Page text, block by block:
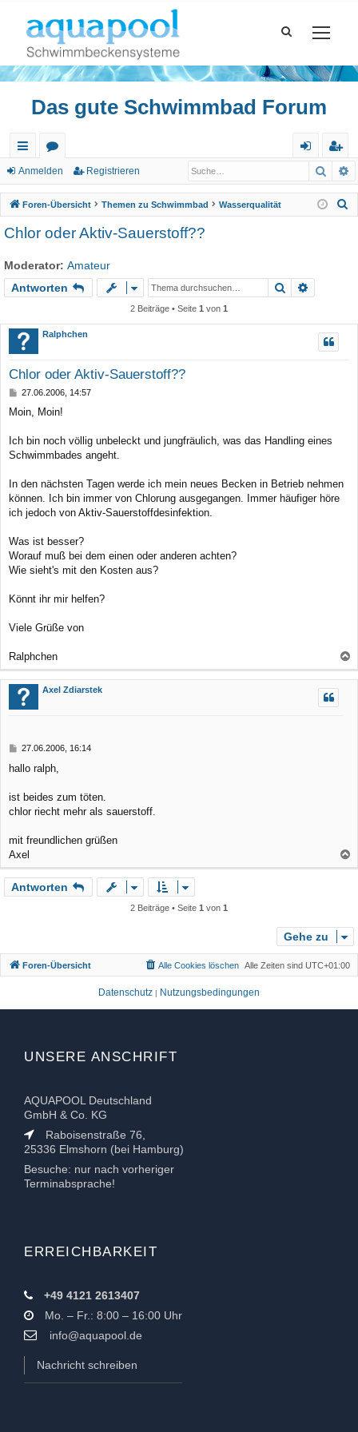
Das gute Schwimmbad Forum
ch
ne
llz
riff
or
en m
el
eg
ist
rie
Anmelden Registrieren
Foren-Übersicht Themen zu Schwimmbad Wasserqualität
Chlor oder Aktiv-Sauerstoff??
Moderator: Amateur
Antworten
Suche
2 Beiträge • Seite 1 von 1
Ralphchen
Chlor oder Aktiv-Sauerstoff??
B
i
r
a
27.06.2006, 14:57
Moin, Moin!
Ich bin noch völlig unbeleckt und jungfräulich, was das Handling eines
Schwimmbades angeht.
In den nächsten Tagen werde ich mein neues Becken in Betrieb nehmen
können. Ich bin immer von Chlorung ausgegangen. Immer häufiger höre
ich jedoch von Aktiv-Sauerstoffdesinfektion.
Was ist besser?
Worauf muß bei dem einen oder anderen achten?
Wie sieht's mit den Kosten aus?
Könnt ihr mir helfen?
Viele Grüße von
Ralphchen
a
Axel Zdiarstek
B
i
r
a
27.06.2006, 16:14
hallo ralph,
ist beides zum töten.
chlor riecht mehr als sauerstoff.
mit freundlichen grüßen
Axel
a
e
Antworten
2 Beiträge • Seite 1 von 1
Gehe zu
Foren-Übersicht Alle Zeiten sind UTC+01:00
Alle Cookies löschen
Datenschutz | Nutzungsbedingungen
UNSERE ANSCHRIFT
AQUAPOOL Deutschland
GmbH & Co. KG
Raboisenstraße 76,
25336 Elmshorn (bei Hamburg)
Besuche: nur nach vorheriger
Terminabsprache!
ERREICHBARKEIT
+49 4121 2613407
Mo. – Fr.: 8:00 – 16:00 Uhr
info@aquapool.de
Nachricht schreiben